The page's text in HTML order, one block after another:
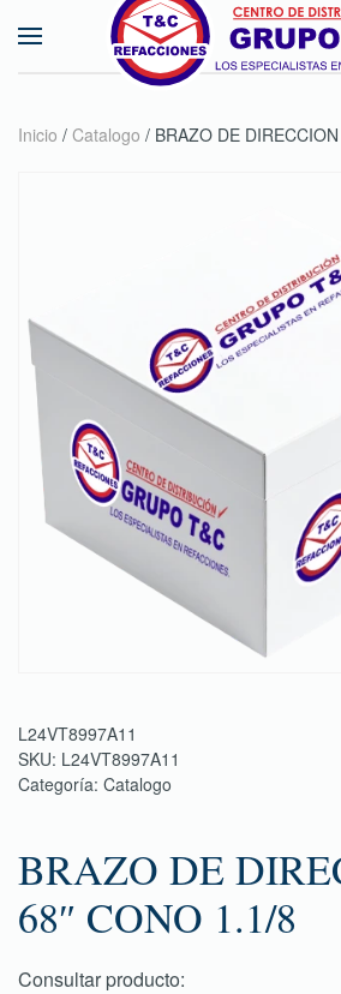
Skip to main content
Inicio / Catalogo / BRAZO DE
L24VT8997A11
SKU: L24VT8997A11
Categoría: Catalogo
BRAZO DE
68″ CONO 1.1/8
Consultar producto: